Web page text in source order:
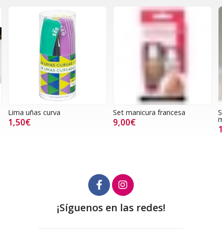
Lima uñas curva
1,50€
Set manicura francesa
9,00€
¡Síguenos en las redes!